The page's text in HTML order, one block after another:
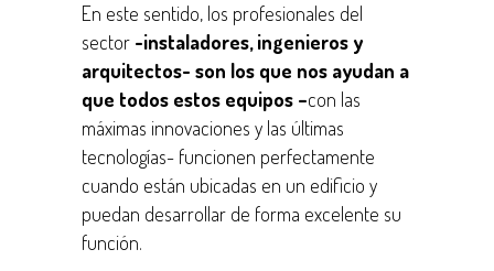
En este sentido, los profesionales del
sector -instaladores, ingenieros y
arquitectos- son los que nos ayudan a
que todos estos equipos –con las
máximas innovaciones y las últimas
tecnologías- funcionen perfectamente
cuando están ubicadas en un edificio y
puedan desarrollar de forma excelente su
función.